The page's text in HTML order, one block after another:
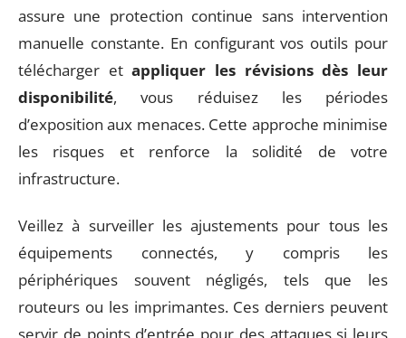
assure une protection continue sans intervention
manuelle constante. En configurant vos outils pour
télécharger etappliquer les révisions dès leur
disponibilité, vous réduisez les périodes
d’exposition aux menaces. Cette approche minimise
les risques et renforce la solidité de votre
infrastructure.
Veillez à surveiller les ajustements pour tous les
équipements connectés, y compris les
périphériques souvent négligés, tels que les
routeurs ou les imprimantes. Ces derniers peuvent